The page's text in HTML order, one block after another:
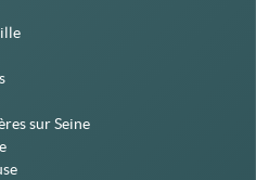
sur Seine